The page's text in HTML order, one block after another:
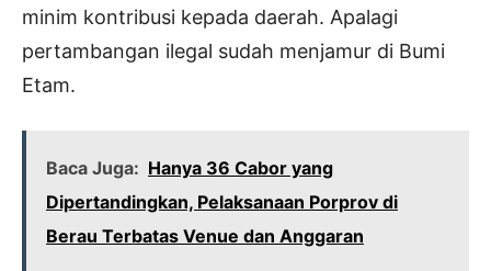
minim kontribusi kepada daerah. Apalagi
pertambangan ilegal sudah menjamur di Bumi
Etam.
Baca Juga: Hanya 36 Cabor yang
Dipertandingkan, Pelaksanaan Porprov di
Berau Terbatas Venue dan Anggaran